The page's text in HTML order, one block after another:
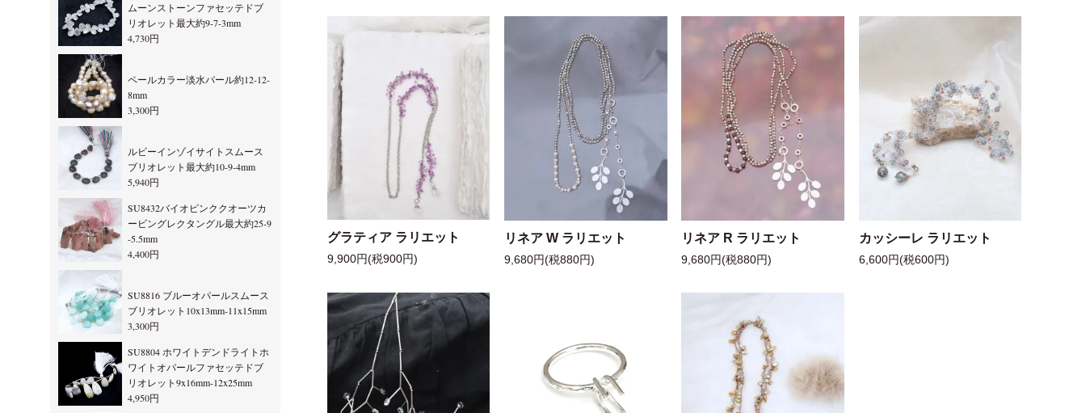
グラティア ラリエット
9,900円(税900円)
リネア W ラリエット
9,680円(税880円)
リネア R ラリエット
9,680円(税880円)
カッシーレ ラリエット
6,600円(税600円)
ムーンストーンファセッテドブ
リオレット最大約9-7-3mm
4,730円
ペールカラー淡水パール約12-12-
8mm
3,300円
ルビーインゾイサイトスムース
ブリオレット最大約10-9-4mm
5,940円
SU8432バイオピンククオーツカ
ービングレクタングル最大約25-9
-5.5mm
4,400円
SU8816 ブルーオパールスムース
ブリオレット10x13mm-11x15mm
3,300円
SU8804 ホワイトデンドライトホ
ワイトオパールファセッテドブ
リオレット9x16mm-12x25mm
4,950円